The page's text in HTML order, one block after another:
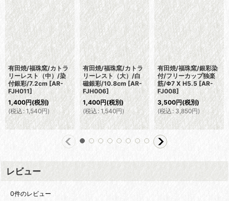
有田焼/福珠窯/カトラ
リーレスト（中）/染
付銀彩/7.2cm [AR-
FJH011]
1,400円(税別)
(税込: 1,540円)
有田焼/福珠窯/カトラ
リーレスト（大）/白
磁銀彩/10.8cm [AR-
FJH006]
1,400円(税別)
(税込: 1,540円)
有田焼/福珠窯/銀彩染
付/フリーカップ独楽
筋/Φ7 X H5.5 [AR-
FJ008]
3,500円(税別)
(税込 : 3,850円)
レビュー
0件のレビュー